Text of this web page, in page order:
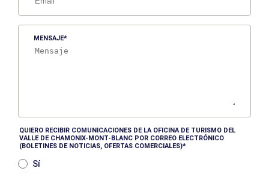
MENSAJE
QUIERO RECIBIR COMUNICACIONES DE LA OFICINA DE TURISMO DEL
VALLE DE CHAMONIX-MONT-BLANC POR CORREO ELECTRÓNICO
(BOLETINES DE NOTICIAS, OFERTAS COMERCIALES)
Sí